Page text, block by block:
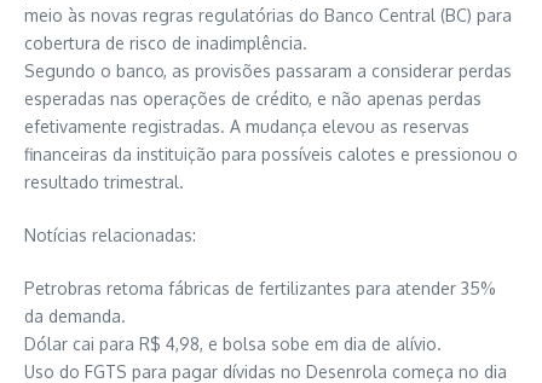
meio às novas regras regulatórias do Banco Central (BC) para
cobertura de risco de inadimplência.
Segundo o banco, as provisões passaram a considerar perdas
esperadas nas operações de crédito, e não apenas perdas
efetivamente registradas. A mudança elevou as reservas
financeiras da instituição para possíveis calotes e pressionou o
resultado trimestral.
Notícias relacionadas:
Petrobras retoma fábricas de fertilizantes para atender 35%
da demanda.
Dólar cai para R$ 4,98, e bolsa sobe em dia de alívio.
Uso do FGTS para pagar dívidas no Desenrola começa no dia